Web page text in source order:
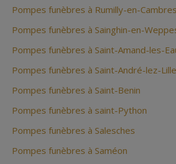
Pompes funèbres à Rumilly-en-
Pompes funèbres à Sainghin-en-
Pompes funèbres à Saint-Amand-les-
Pompes funèbres à Saint-André-lez-Lille
Pompes funèbres à Saint-Benin
Pompes funèbres à saint-Python
Pompes funèbres à Salesches
Pompes funèbres à Saméon